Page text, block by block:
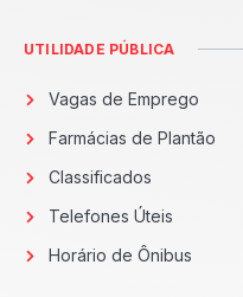
UTILIDADE PÚBLICA
Vagas de Emprego
Farmácias de Plantão
Classificados
Telefones Úteis
Horário de Ônibus